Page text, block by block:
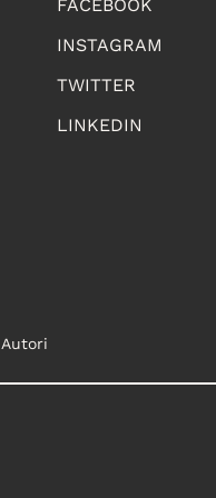
FACEBOOK
INSTAGRAM
TWITTER
LINKEDIN
Autori